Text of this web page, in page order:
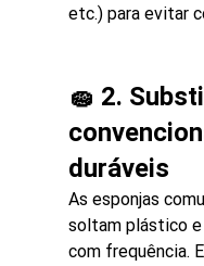
etc.) para evitar
🧽 2.
duráveis
As esponjas
soltam plástico
com frequência.